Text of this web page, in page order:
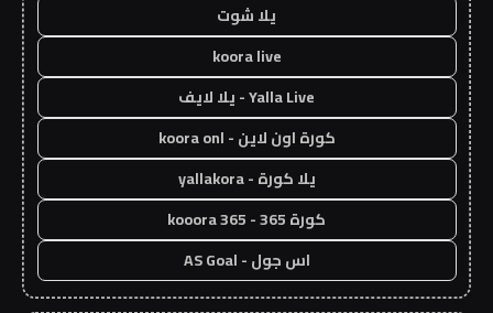
يلا شوت
koora live
Yalla Live - يلا لايف
كورة اون لاين - koora onl
يلا كورة - yallakora
كورة 365 - kooora 365
اس جول - AS Goal